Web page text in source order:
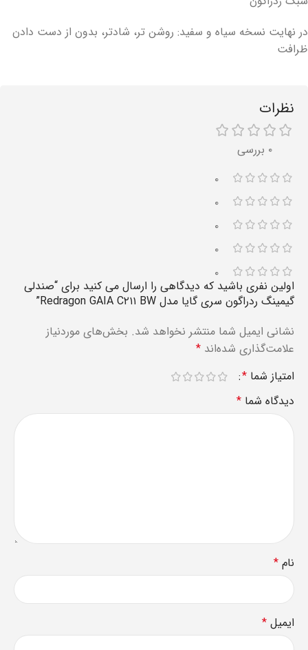
در نهایت نسخه سیاه و سفید: روشن تر، شادتر، بدون از دست دادن
ظرافت
نظرات
۰ بررسی
۰
۰
۰
۰
۰
اولین نفری باشید که دیدگاهی را ارسال می کنید برای “صندلی
گیمینگ ردراگون سری گایا مدل Redragon GAIA C۲۱۱ BW”
نشانی ایمیل شما منتشر نخواهد شد. بخش‌های موردنیاز
علامت‌گذاری شده‌اند *
امتیاز شما *
دیدگاه شما *
نام *
ایمیل *